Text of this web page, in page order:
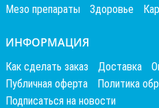
Мезо препараты
Здоровье
ИНФОРМАЦИЯ
Как сделать заказ Доставка
Публичная оферта
Политика
Подписаться на новости